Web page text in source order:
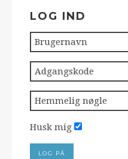
LOG IND
Husk mig
LOG PÅ